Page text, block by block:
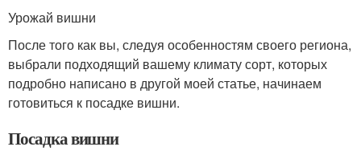
Урожай вишни
После того как вы, следуя особенностям своего региона,
выбрали подходящий вашему климату сорт, которых
подробно написано в другой моей статье, начинаем
готовиться к посадке вишни.
Посадка вишни